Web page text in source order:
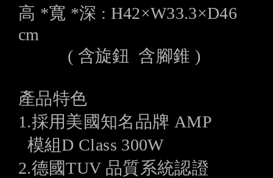
高 *寬 *深 : H42×W33.3×D46
cm
( 含旋鈕 含腳錐 )
產品特色
1.採用美國知名品牌 AMP
模組D Class 300W
2.德國TUV 品質系統認證